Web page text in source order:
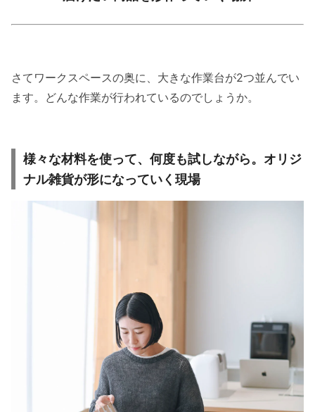
さてワークスペースの奥に、大きな作業台が2つ並んでい
ます。どんな作業が行われているのでしょうか。
様々な材料を使って、何度も試しながら。オリジ
ナル雑貨が形になっていく現場